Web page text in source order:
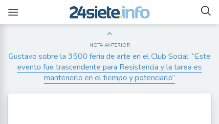
NOTA ANTERIOR
Gustavo sobre la 3500 feria de arte en el Club Social: “Este
evento fue trascendente para Resistencia y la tarea es
mantenerlo en el tiempo y potenciarlo”